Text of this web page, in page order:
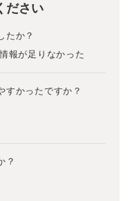
ださい
たか？
報が足りなかった
すかったですか？
？